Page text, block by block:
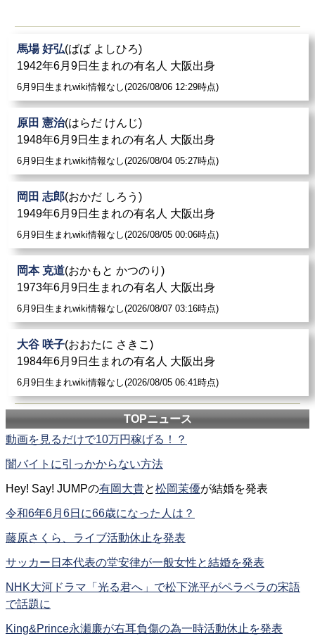
馬場 好弘(ばば よしひろ)
1942年6月9日生まれの有名人 大阪出身
6月9日生まれwiki情報なし(2026/08/06 12:29時点)
原田 憲治(はらだ けんじ)
1948年6月9日生まれの有名人 大阪出身
6月9日生まれwiki情報なし(2026/08/04 05:27時点)
岡田 志郎(おかだ しろう)
1949年6月9日生まれの有名人 大阪出身
6月9日生まれwiki情報なし(2026/08/05 00:06時点)
岡本 克道(おかもと かつのり)
1973年6月9日生まれの有名人 大阪出身
6月9日生まれwiki情報なし(2026/08/07 03:16時点)
大谷 咲子(おおたに さきこ)
1984年6月9日生まれの有名人 大阪出身
6月9日生まれwiki情報なし(2026/08/05 06:41時点)
TOPニュース
動画を見るだけで10万円稼げる！？
闇バイトに引っかからない方法
Hey! Say! JUMPの有岡大貴と松岡茉優が結婚を発表
令和6年6月6日に66歳になった人は？
藤原さくら、ライブ活動休止を発表
サッカー日本代表の堂安律が一般女性と結婚を発表
NHK大河ドラマ「光る君へ」で松下洸平がペラペラの宋語
で話題に
King&Prince永瀬廉が右耳負傷の為一時活動休止を発表